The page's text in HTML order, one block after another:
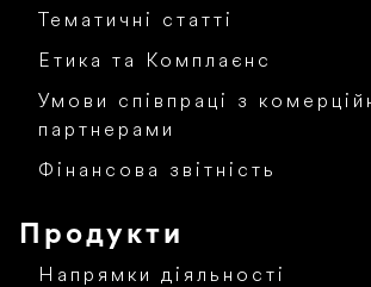
Тематичні статті
Етика та Комплаєнс
Умови співпраці з
партнерами
Фінансова звітність
Продукти
Напрямки діяльності